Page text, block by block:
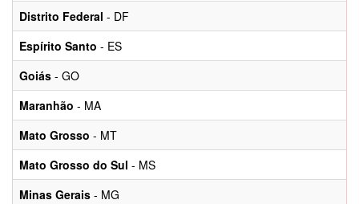
Distrito Federal - DF
Espírito Santo - ES
Goiás - GO
Maranhão - MA
Mato Grosso - MT
Mato Grosso do Sul - MS
Minas Gerais - MG